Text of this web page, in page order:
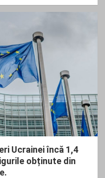
Ucrainei încă 1,4
obținute din